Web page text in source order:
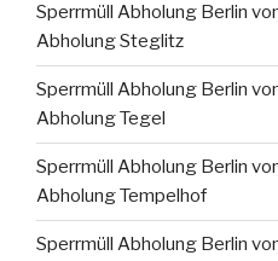
Sperrmüll Abholung Berlin
Abholung Steglitz
Sperrmüll Abholung Berlin
Abholung Tegel
Sperrmüll Abholung Berlin
Abholung Tempelhof
Sperrmüll Abholung Berlin